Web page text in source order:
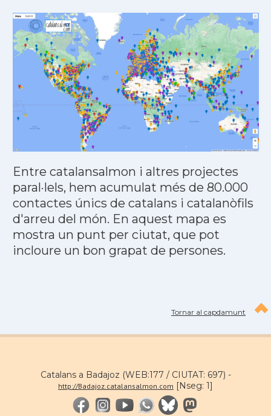
Entre catalansalmon i altres projectes
paral·lels, hem acumulat més de 80.000
contactes únics de catalans i catalanòfils
d'arreu del món. En aquest mapa es
mostra un punt per ciutat, que pot
incloure un bon grapat de persones.
Tornar al capdamunt
Catalans a Badajoz (WEB:177 / CIUTAT: 697) -
http://Badajoz.catalansalmon.com [Nseg: 1]